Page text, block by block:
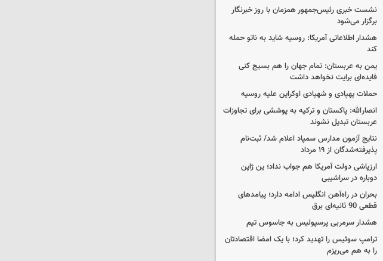
نشست خبری رئیس‌جمهور همزمان با روز خبرنگار
برگزار می‌شود
هشدار اطلاعاتی آمریکا: روسیه شاید به ناتو حمله
کند
یمن به عربستان: تمام جهان را هم بسیج کنی
فایده‌ای برایت نخواهد داشت
حملات پهپادی و شهپادی اوکراین علیه روسیه
انصارالله: پاکستان و ترکیه به پوششی برای تجاوزات
عربستان تبدیل نشوند
نتایج آزمون مدارس سمپاد اعلام شد/ ثبت‌نام
پذیرفته‌شدگان از ۱۹ مرداد
ارزپاشی دولت آمریکا هم جواب نداد؛ ین ژاپن
دوباره در سراشیبی
بحران در راه‌آهن انگلیس ادامه دارد؛ پیامدهای
قطعی 90 ثانیه‌ای برق
هشدار سرمربی پرسپولیس به جاسوس تیم
ترامپ سوئیس را تهدید کرد؛ با یک امضا اقتصادتان
را به هم می‌ریزم